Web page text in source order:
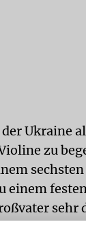
Ukraine
zu
einem
sehr